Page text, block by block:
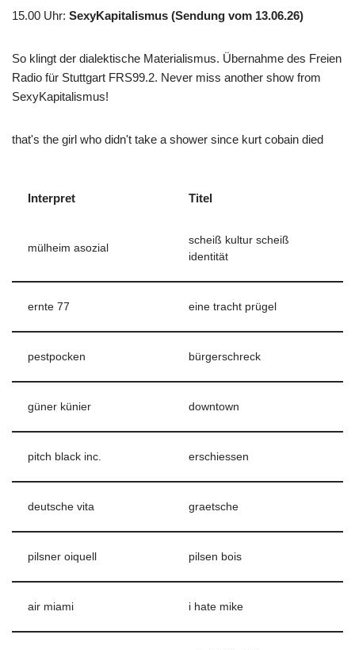
15.00 Uhr: SexyKapitalismus (Sendung vom 13.06.26)
So klingt der dialektische Materialismus. Übernahme des Freien
Radio für Stuttgart FRS99.2. Never miss another show from
SexyKapitalismus!
that's the girl who didn't take a shower since kurt cobain died
Interpret Titel
mülheim asozial
scheiß kultur scheiß
identität
ernte 77 eine tracht prügel
pestpocken bürgerschreck
güner künier downtown
pitch black inc. erschiessen
deutsche vita graetsche
pilsner oiquell pilsen bois
air miami i hate mike